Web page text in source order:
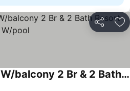
Partilhar
Tropical Apartment W/balcony 2 Br & 2 Bath Resort W/pool